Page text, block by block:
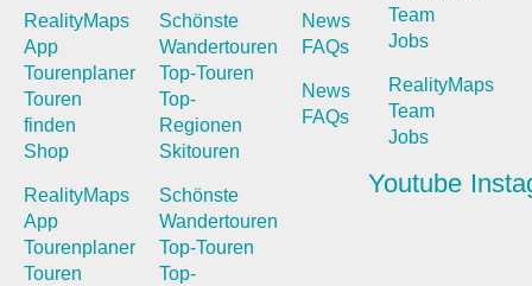
RealityMaps
App
Tourenplaner
Touren
finden
Shop
RealityMaps
App
Tourenplaner
Touren
Schönste
Wandertouren
Top-Touren
Top-
Regionen
Skitouren
Schönste
Wandertouren
Top-Touren
Top-
News
FAQs
News
FAQs
Team
Jobs
RealityMaps
Team
Jobs
Youtube